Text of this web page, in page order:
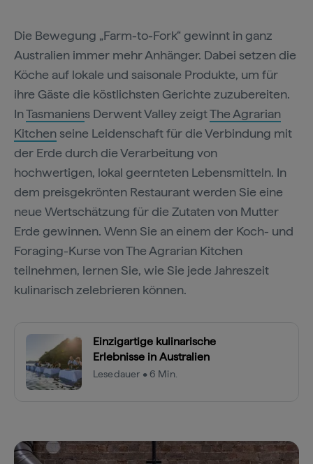
Die Bewegung „Farm-to-Fork“ gewinnt in ganz
Australien immer mehr Anhänger. Dabei setzen die
Köche auf lokale und saisonale Produkte, um für
ihre Gäste die köstlichsten Gerichte zuzubereiten.
InTasmaniens Derwent Valley zeigtThe Agrarian
Kitchenseine Leidenschaft für die Verbindung mit
der Erde durch die Verarbeitung von
hochwertigen, lokal geernteten Lebensmitteln. In
dem preisgekrönten Restaurant werden Sie eine
neue Wertschätzung für die Zutaten von Mutter
Erde gewinnen. Wenn Sie an einem der Koch- und
Foraging-Kurse von The Agrarian Kitchen
teilnehmen, lernen Sie, wie Sie jede Jahreszeit
kulinarisch zelebrieren können.
Einzigartige kulinarische
Erlebnisse in Australien
Lesedauer • 6 Min.